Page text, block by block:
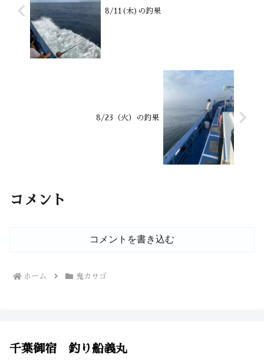
8/11(木)の釣果
8/23（火）の釣果
コメント
コメントを書き込む
ホーム 鬼カサゴ
千葉御宿 釣り船義丸